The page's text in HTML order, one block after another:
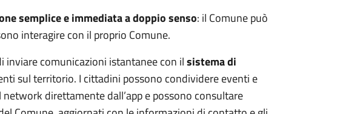
semplice e immediata a doppio senso: il Comune può
interagire con il proprio Comune.
inviare comunicazioni istantanee con ilsistema di
sul territorio. I cittadini possono condividere eventi e
direttamente dall’app e possono consultare